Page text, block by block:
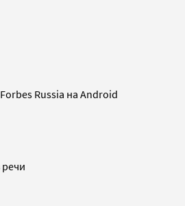
Russia на Android
речи